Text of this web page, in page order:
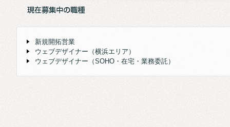
新規開拓営業
ウェブデザイナー（横浜エリア）
ウェブデザイナー（SOHO・在宅・業務委託）